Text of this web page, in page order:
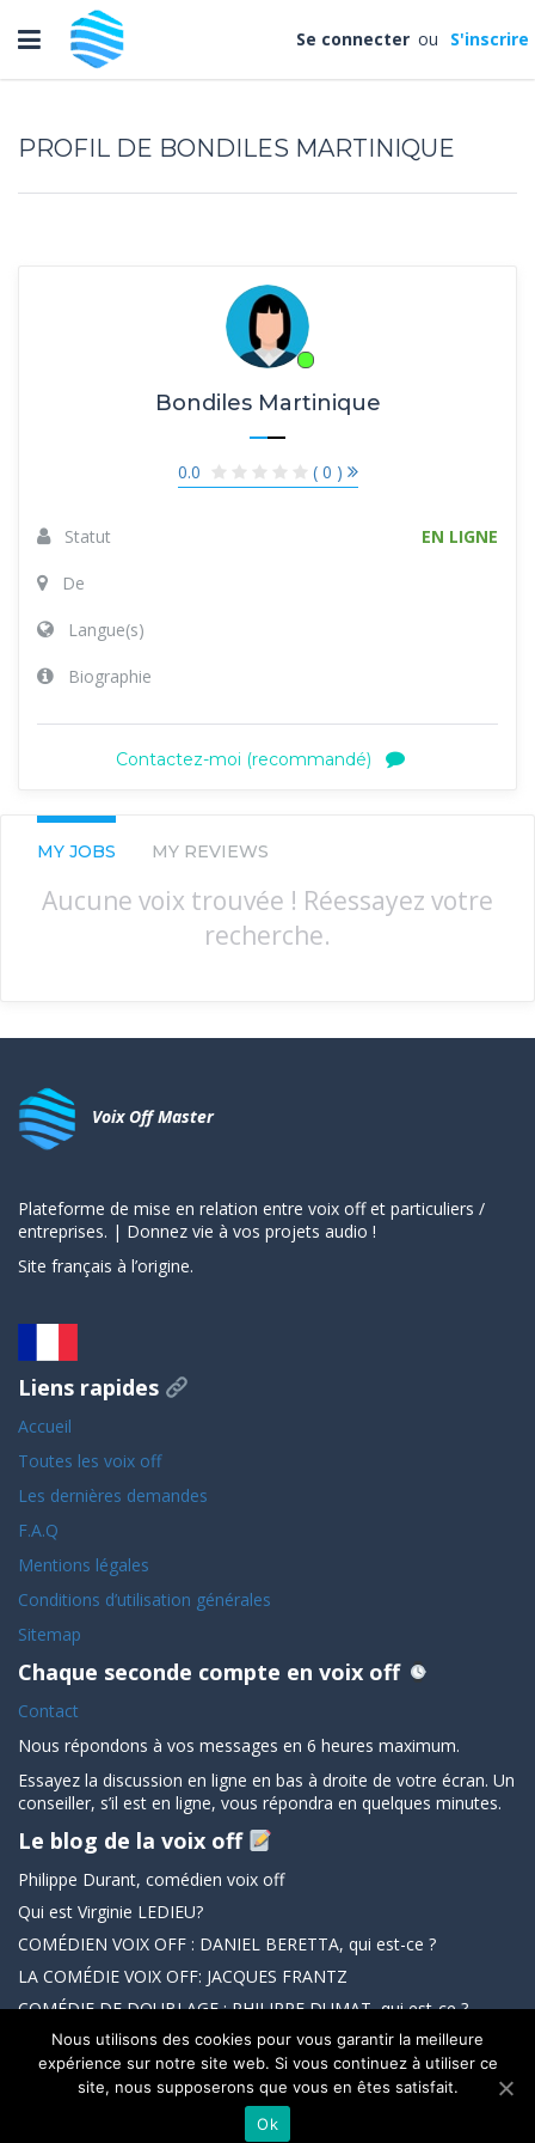
Toggle
navigation
Se connecter ou S'inscrire
PROFIL DE BONDILES MARTINIQUE
Bondiles Martinique
0.0 ( 0 )
Statut EN LIGNE
De
Langue(s)
Biographie
Contactez-moi (recommandé)
MY JOBS MY REVIEWS
Aucune voix trouvée ! Réessayez votre
recherche.
Voix Off Master
Plateforme de mise en relation entre voix off et particuliers /
entreprises. | Donnez vie à vos projets audio !
Site français à l’origine.
Liens rapides
Accueil
Toutes les voix off
Les dernières demandes
F.A.Q
Mentions légales
Conditions d’utilisation générales
Sitemap
Chaque seconde compte en voix off
Contact
Nous répondons à vos messages en 6 heures maximum.
Essayez la discussion en ligne en bas à droite de votre écran. Un
conseiller, s’il est en ligne, vous répondra en quelques minutes.
Le blog de la voix off
Philippe Durant, comédien voix off
Qui est Virginie LEDIEU?
COMÉDIEN VOIX OFF : DANIEL BERETTA, qui est-ce ?
LA COMÉDIE VOIX OFF: JACQUES FRANTZ
COMÉDIE DE DOUBLAGE : PHILIPPE DUMAT, qui est-ce ?
2022 par Voix Off Master. | Tous les droits sont réservés.
Nous utilisons des cookies pour vous garantir la meilleure
expérience sur notre site web. Si vous continuez à utiliser ce
site, nous supposerons que vous en êtes satisfait.
Ok